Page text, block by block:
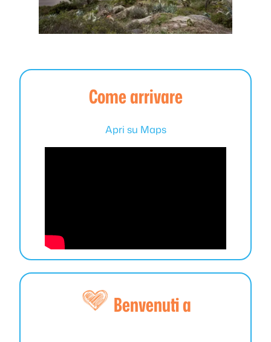
Come arrivare
Apri su Maps
Benvenuti a